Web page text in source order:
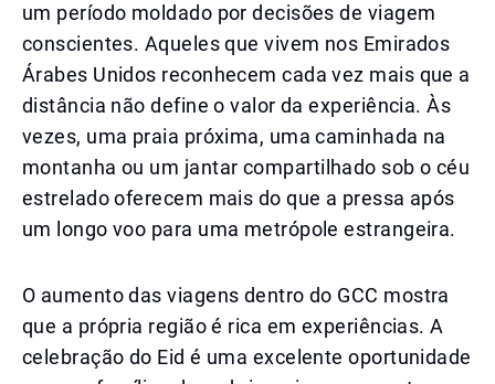
um período moldado por decisões de viagem
conscientes. Aqueles que vivem nos Emirados
Árabes Unidos reconhecem cada vez mais que a
distância não define o valor da experiência. Às
vezes, uma praia próxima, uma caminhada na
montanha ou um jantar compartilhado sob o céu
estrelado oferecem mais do que a pressa após
um longo voo para uma metrópole estrangeira.
O aumento das viagens dentro do GCC mostra
que a própria região é rica em experiências. A
celebração do Eid é uma excelente oportunidade